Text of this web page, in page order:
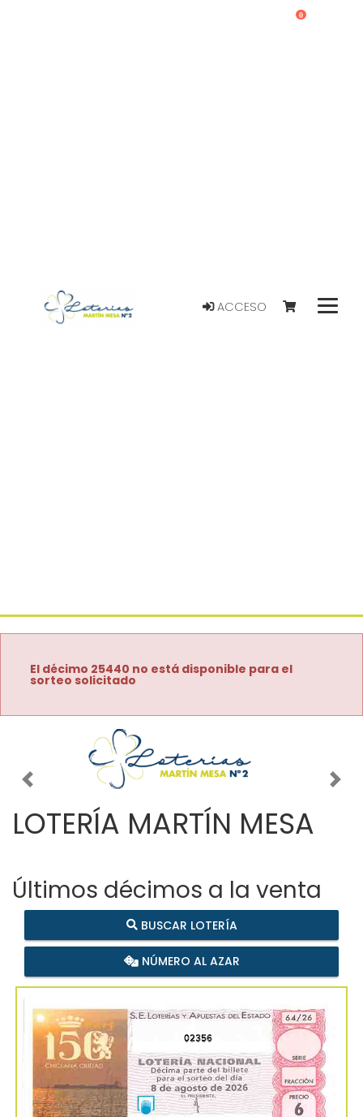
ACCESO
0
El décimo 25440 no está disponible para el
sorteo solicitado
Imagen anterior
LOTERÍA MARTÍN MESA
Últimos décimos a la venta
BUSCAR LOTERÍA
NÚMERO AL AZAR
02356